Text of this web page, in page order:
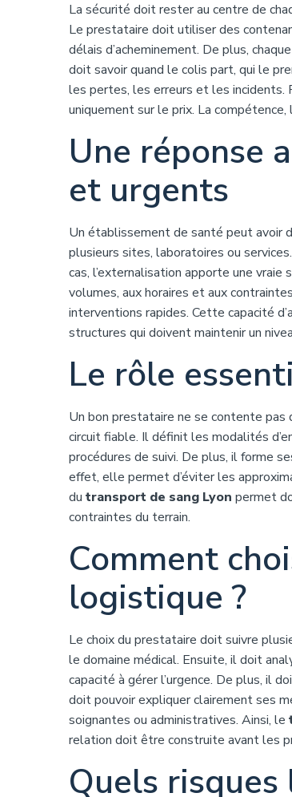
La sécurité doit rester au centre de
Le prestataire doit utiliser des
délais d’acheminement. De plus,
doit savoir quand le colis part, qui le
les pertes, les erreurs et les incidents.
uniquement sur le prix. La
Une réponse
et urgents
Un établissement de santé peut avoir
plusieurs sites, laboratoires ou
cas, l’externalisation apporte une
volumes, aux horaires et aux
interventions rapides. Cette capacité
structures qui doivent maintenir un
Le rôle
Un bon prestataire ne se contente pas
circuit fiable. Il définit les modalités
procédures de suivi. De plus, il forme
effet, elle permet d’éviter les
du transport de sang Lyon permet
contraintes du terrain.
Comment
logistique ?
Le choix du prestataire doit suivre
le domaine médical. Ensuite, il doit
capacité à gérer l’urgence. De plus, il
doit pouvoir expliquer clairement ses
soignantes ou administratives. Ainsi, le
relation doit être construite avant les
Quels